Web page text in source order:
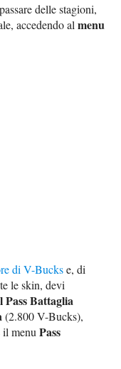
delle stagioni,
accedendo almenu
di V-Buckse, di
le skin, devi
Pass Battaglia
(2.800 V-Bucks),
il menuPass